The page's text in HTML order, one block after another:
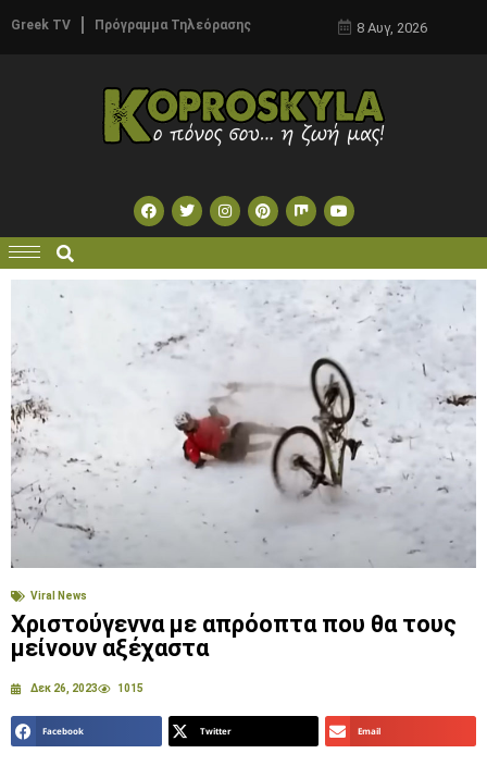
Greek TV Πρόγραμμα Τηλεόρασης 8 Αυγ, 2026
Viral News
Χριστούγεννα με απρόοπτα που θα τους
μείνουν αξέχαστα
Δεκ 26, 2023 1015
Facebook Twitter Email